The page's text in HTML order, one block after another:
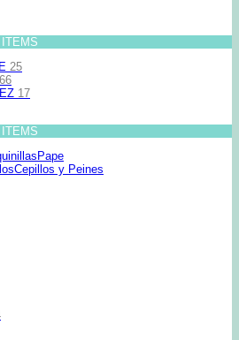
25
66
17
Pape
Cepillos y Peines